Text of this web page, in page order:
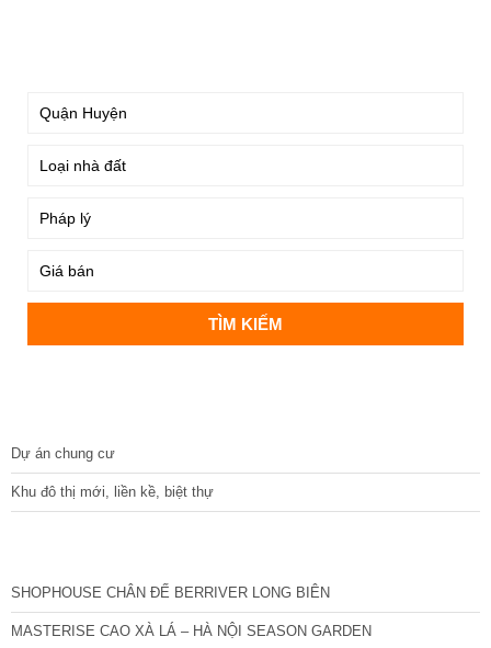
Dự án chung cư
Khu đô thị mới, liền kề, biệt thự
SHOPHOUSE CHÂN ĐẾ BERRIVER LONG BIÊN
MASTERISE CAO XÀ LÁ – HÀ NỘI SEASON GARDEN